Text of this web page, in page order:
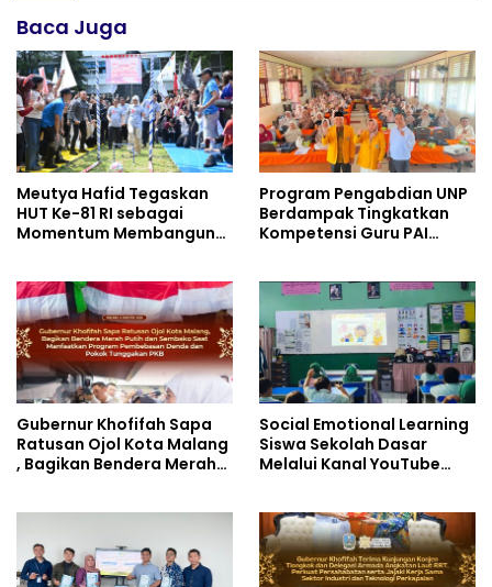
Baca Juga
Meutya Hafid Tegaskan
HUT Ke-81 RI sebagai
Momentum Membangun
Program Pengabdian UNP
Berdampak Tingkatkan
Kompetensi Guru PAI
Gubernur Khofifah Sapa
Ratusan Ojol Kota Malang
, Bagikan Bendera Merah
Pokok Tunggakan PKB
Social Emotional Learning
Siswa Sekolah Dasar
Melalui Kanal YouTube